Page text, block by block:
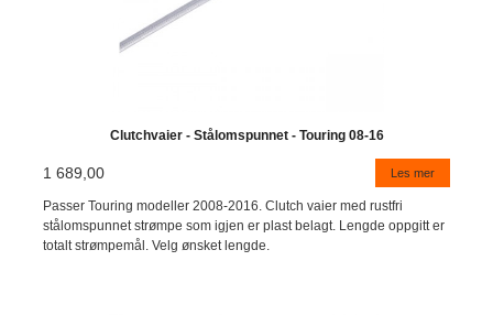
Clutchvaier - Stålomspunnet - Touring 08-16
1 689,00 Les mer
Passer Touring modeller 2008-2016. Clutch vaier med rustfri
stålomspunnet strømpe som igjen er plast belagt. Lengde oppgitt er
totalt strømpemål. Velg ønsket lengde.